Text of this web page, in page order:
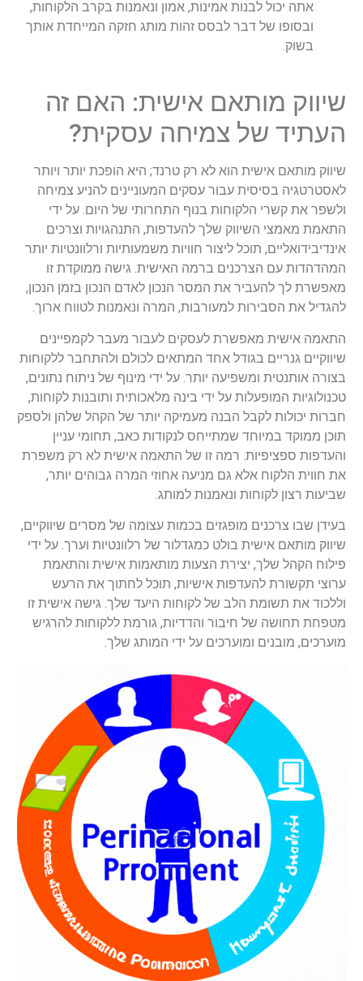
אתה יכול לבנות אמינות, אמון ונאמנות בקרב הלקוחות,
ובסופו של דבר לבסס זהות מותג חזקה המייחדת אותך
בשוק.
שיווק מותאם אישית: האם זה
העתיד של צמיחה עסקית?
שיווק מותאם אישית הוא לא רק טרנד; היא הופכת יותר ויותר
לאסטרטגיה בסיסית עבור עסקים המעוניינים להניע צמיחה
ולשפר את קשרי הלקוחות בנוף התחרותי של היום. על ידי
התאמת מאמצי השיווק שלך להעדפות, התנהגויות וצרכים
אינדיבידואליים, תוכל ליצור חוויות משמעותיות ורלוונטיות יותר
המהדהדות עם הצרכנים ברמה האישית. גישה ממוקדת זו
מאפשרת לך להעביר את המסר הנכון לאדם הנכון בזמן הנכון,
להגדיל את הסבירות למעורבות, המרה ונאמנות לטווח ארוך.
התאמה אישית מאפשרת לעסקים לעבור מעבר לקמפיינים
שיווקיים גנריים בגודל אחד המתאים לכולם ולהתחבר ללקוחות
בצורה אותנטית ומשפיעה יותר. על ידי מינוף של ניתוח נתונים,
טכנולוגיות המופעלות על ידי בינה מלאכותית ותובנות לקוחות,
חברות יכולות לקבל הבנה מעמיקה יותר של הקהל שלהן ולספק
תוכן ממוקד במיוחד שמתייחס לנקודות כאב, תחומי עניין
והעדפות ספציפיות. רמה זו של התאמה אישית לא רק משפרת
את חווית הלקוח אלא גם מניעה אחוזי המרה גבוהים יותר,
שביעות רצון לקוחות ונאמנות למותג.
בעידן שבו צרכנים מופגזים בכמות עצומה של מסרים שיווקיים,
שיווק מותאם אישית בולט כמגדלור של רלוונטיות וערך. על ידי
פילוח הקהל שלך, יצירת הצעות מותאמות אישית והתאמת
ערוצי תקשורת להעדפות אישיות, תוכל לחתוך את הרעש
וללכוד את תשומת הלב של לקוחות היעד שלך. גישה אישית זו
מטפחת תחושה של חיבור והדדיות, גורמת ללקוחות להרגיש
מוערכים, מובנים ומוערכים על ידי המותג שלך.